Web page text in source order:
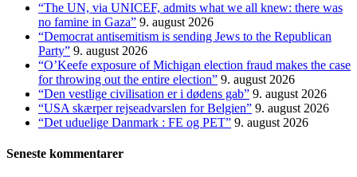
“The UN, via UNICEF, admits what we all knew: there was
no famine in Gaza” 9. august 2026
“Democrat antisemitism is sending Jews to the Republican
Party” 9. august 2026
“O’Keefe exposure of Michigan election fraud makes the case
for throwing out the entire election” 9. august 2026
“Den vestlige civilisation er i dødens gab” 9. august 2026
“USA skærper rejseadvarslen for Belgien” 9. august 2026
“Det uduelige Danmark : FE og PET” 9. august 2026
Seneste kommentarer